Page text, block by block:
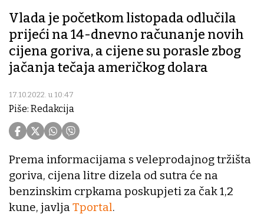
Vlada je početkom listopada odlučila
prijeći na 14-dnevno računanje novih
cijena goriva, a cijene su porasle zbog
jačanja tečaja američkog dolara
17.10.2022. u 10:47
Piše: Redakcija
Prema informacijama s veleprodajnog tržišta
goriva, cijena litre dizela od sutra će na
benzinskim crpkama poskupjeti za čak 1,2
kune, javlja Tportal.